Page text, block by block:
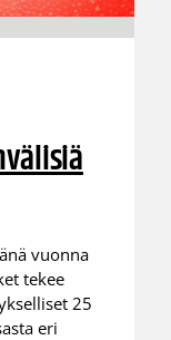
vuonna
tekee
25
eri